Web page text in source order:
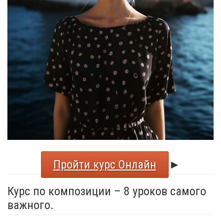
Пройти курс Онлайн
►
Курс по композиции – 8 уроков самого
важного.